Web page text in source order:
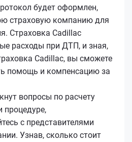
будет оформлен,
страховую компанию для
Страховка Cadillac
расходы при ДТП, и зная,
Cadillac, вы сможете
помощь и компенсацию за
вопросы по расчету
процедуре,
с представителями
Узнав, сколько стоит